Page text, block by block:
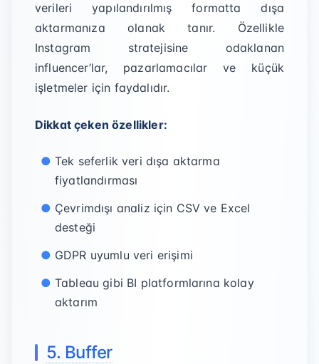
verileri yapılandırılmış formatta dışa
aktarmanıza olanak tanır. Özellikle
Instagram stratejisine odaklanan
influencer’lar, pazarlamacılar ve küçük
işletmeler için faydalıdır.
Dikkat çeken özellikler:
Tek seferlik veri dışa aktarma
fiyatlandırması
Çevrimdışı analiz için CSV ve Excel
desteği
GDPR uyumlu veri erişimi
Tableau gibi BI platformlarına kolay
aktarım
5. Buffer